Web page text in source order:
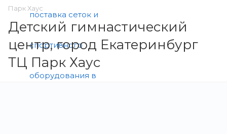
Парк Хаус
Детский гимнастический
центр, город Екатеринбург
ТЦ Парк Хаус